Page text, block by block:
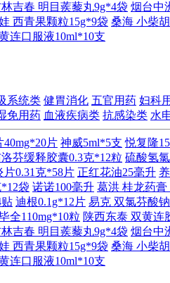
吉春 明目蒺藜丸9g*4袋 烟台中
西青果颗粒15g*9袋 桑海 小柴
连口服液10ml*10支
系统类 健胃消化 五官用药 妇科
免用药 血液疾病类 抗感染类 水
片 神威5ml*5支 悦复隆
芬缓释胶囊0.3克*12粒 硫酸氢
片0.31克*58片 正红花油25毫升
袋 诺诺100毫升 葛洪 桂龙药膏
迪根0.1g*12片 易克 双氯芬酸
全110mg*10粒 陕西东泰 双黄连
吉春 明目蒺藜丸9g*4袋 烟台中
西青果颗粒15g*9袋 桑海 小柴
连口服液10ml*10支